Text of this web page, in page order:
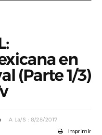
en
(Parte 1/3)
A La/s : 8/28/2017
Imprimir